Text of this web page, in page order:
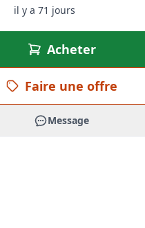
il y a 71 jours
Acheter
Faire une offre
Message